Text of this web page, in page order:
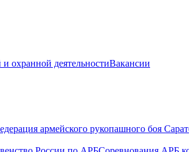
охранной деятельностиВакансии
армейского рукопашного боя